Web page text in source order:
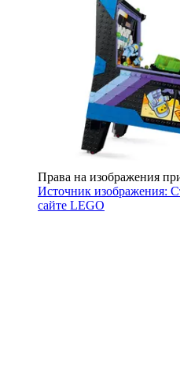
Права на изображения
Источник изображения:
сайте LEGO